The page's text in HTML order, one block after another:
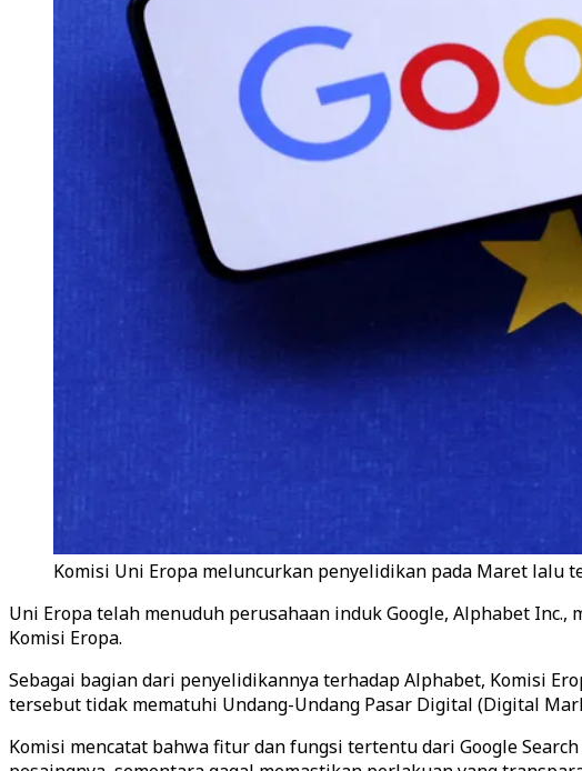
Komisi Uni Eropa meluncurkan penyelidikan pada Maret
Uni Eropa telah menuduh perusahaan induk Google, Alphabet
Komisi Eropa.
Sebagai bagian dari penyelidikannya terhadap Alphabet, Komisi
tersebut tidak mematuhi Undang-Undang Pasar Digital (Digital
Komisi mencatat bahwa fitur dan fungsi tertentu dari Google